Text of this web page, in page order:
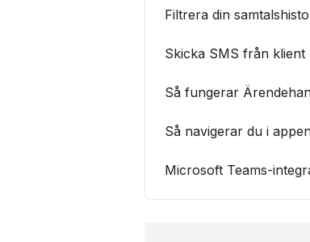
Filtrera din
Skicka SMS från klient
Så fungerar
Så navigerar du i
Microsoft Teams-